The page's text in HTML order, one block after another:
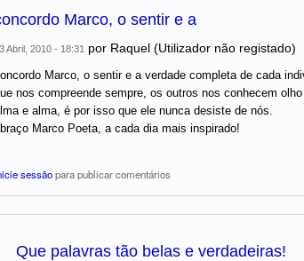
Marco, o sentir e a
Abril, 2010 - 18:31 por Raquel (Utilizador não registado)
Marco, o sentir e a verdade completa de cada
nos compreende sempre, os outros nos conhecem
e alma, é por isso que ele nunca desiste de nós.
Marco Poeta, a cada dia mais inspirado!
sessãopara publicar comentários
Que palavras tão belas e verdadeiras!